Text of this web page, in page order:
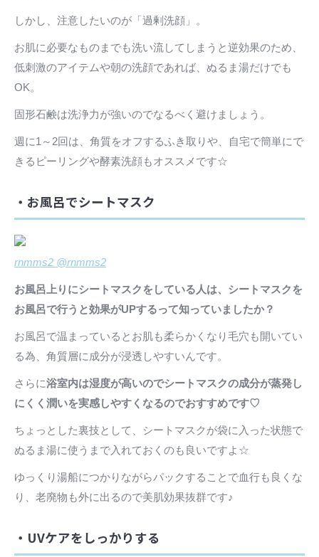
しかし、注意したいのが「過剰洗顔」。
お肌に必要なものまでも洗い流してしまうと逆効果のため、
低刺激のアイテムや朝の洗顔であれば、ぬるま湯だけでも
OK。
固形石鹸は洗浄力が強いのでなるべく避けましょう。
週に1～2回は、角質をオフするふき取りや、自宅で簡単にで
きるピーリングや酵素洗顔もオススメです☆
・お風呂でシートマスク
rnmms2 @rnmms2
お風呂上りにシートマスクをしている人は、シートマスクを
お風呂で行うと効果がUPするって知っていましたか？
お風呂で温まっているとお肌も柔らかくなり毛穴も開いてい
る為、角質層に成分が浸透しやすいんです。
さらに浴室内は湿度が高いのでシートマスクの成分が蒸発し
にくく潤いを実感しやすくなるのでおすすめです♡
ちょっとした裏技として、シートマスクが袋に入った状態で
ぬるま湯に使うまで入れておくのも良いですよ☆
ゆっくり湯船につかりながらパックすることで血行も良くな
り、老廃物も外に出るので美肌効果抜群です♪
・UVケアをしっかりする